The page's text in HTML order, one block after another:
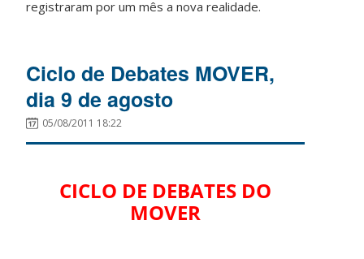
registraram por um mês a nova realidade.
Ciclo de Debates MOVER,
dia 9 de agosto
05/08/2011 18:22
CICLO DE DEBATES DO
MOVER